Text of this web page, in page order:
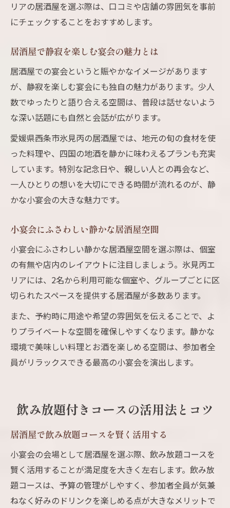
リアの居酒屋を選ぶ際は、口コミや店舗の雰囲気を事前
にチェックすることをおすすめします。
居酒屋で静寂を楽しむ宴会の魅力とは
居酒屋での宴会というと賑やかなイメージがあります
が、静寂を楽しむ宴会にも独自の魅力があります。少人
数でゆったりと語り合える空間は、普段は話せないよう
な深い話題にも自然と会話が広がります。
愛媛県西条市氷見丙の居酒屋では、地元の旬の食材を使
った料理や、四国の地酒を静かに味わえるプランも充実
しています。特別な記念日や、親しい人との再会など、
一人ひとりの想いを大切にできる時間が流れるのが、静
かな小宴会の大きな魅力です。
小宴会にふさわしい静かな居酒屋空間
小宴会にふさわしい静かな居酒屋空間を選ぶ際は、個室
の有無や店内のレイアウトに注目しましょう。氷見丙エ
リアには、2名から利用可能な個室や、グループごとに区
切られたスペースを提供する居酒屋が多数あります。
また、予約時に用途や希望の雰囲気を伝えることで、よ
りプライベートな空間を確保しやすくなります。静かな
環境で美味しい料理とお酒を楽しめる空間は、参加者全
員がリラックスできる最高の小宴会を演出します。
飲み放題付きコースの活用法とコツ
居酒屋で飲み放題コースを賢く活用する
小宴会の会場として居酒屋を選ぶ際、飲み放題コースを
賢く活用することが満足度を大きく左右します。飲み放
題コースは、予算の管理がしやすく、参加者全員が気兼
ねなく好みのドリンクを楽しめる点が大きなメリットで